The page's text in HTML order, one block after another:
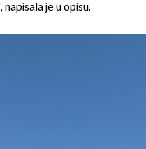
je u opisu.